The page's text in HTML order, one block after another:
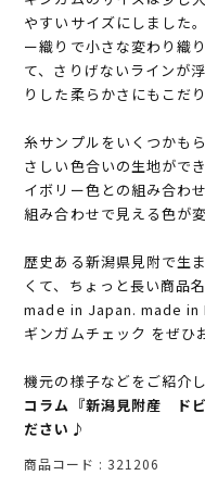
やすいサイズにしました
ー織りで小さな変わり織
て、さりげないラインが
りした柔らかさにもこだ
糸サンプルをいくつかも
さしい色合いの生地がで
イボリー色との組み合わ
組み合わせで見える色が
歴史ある新潟県見附で生
くて、ちょっと長い商品
made in Japan. made in
ギンガムチェック をぜひ
機元の様子などをご紹介し
コラム『新潟見附産 ド
ださい♪
商品コード 321206